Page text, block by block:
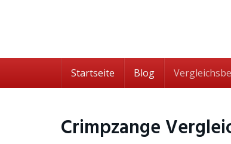
Startseite Blog
Crimpzange